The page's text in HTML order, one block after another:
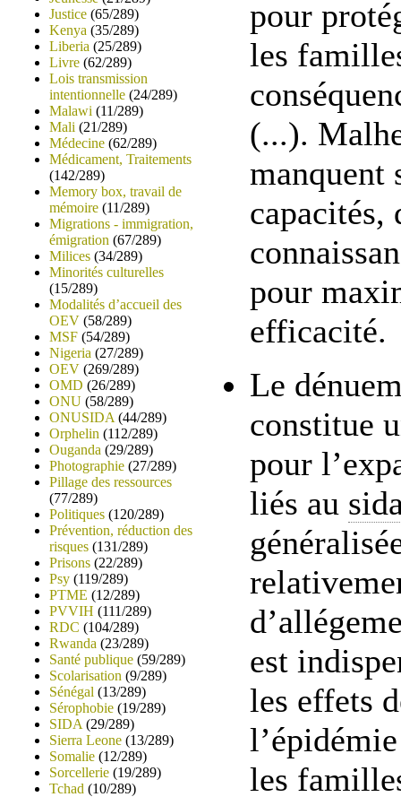
Justice (65/289)
Kenya (35/289)
Liberia (25/289)
Livre (62/289)
Lois transmission
intentionnelle (24/289)
Malawi (11/289)
Mali (21/289)
Médecine (62/289)
Médicament, Traitements
(142/289)
Memory box, travail de
mémoire (11/289)
Migrations - immigration,
émigration (67/289)
Milices (34/289)
Minorités culturelles
(15/289)
Modalités d’accueil des
OEV (58/289)
MSF (54/289)
Nigeria (27/289)
OEV (269/289)
OMD (26/289)
ONU (58/289)
ONUSIDA (44/289)
Orphelin (112/289)
Ouganda (29/289)
Photographie (27/289)
Pillage des ressources
(77/289)
Politiques (120/289)
Prévention, réduction des
risques (131/289)
Prisons (22/289)
Psy (119/289)
PTME (12/289)
PVVIH (111/289)
RDC (104/289)
Rwanda (23/289)
Santé publique (59/289)
Scolarisation (9/289)
Sénégal (13/289)
Sérophobie (19/289)
SIDA (29/289)
Sierra Leone (13/289)
Somalie (12/289)
Sorcellerie (19/289)
Tchad (10/289)
pour
les
(...).
manquent
capacités,
pour
efficacité.
Le
constitue
pour
liés au
est
les effets
les